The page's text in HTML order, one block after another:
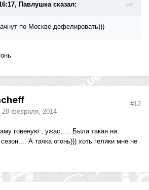
Павлушка сказал:
по Москве дефелировать)))
28 февраля, 2014
#12
говеную , ужас..... Была такая на
А тачка огонь))) хоть гелики мне не